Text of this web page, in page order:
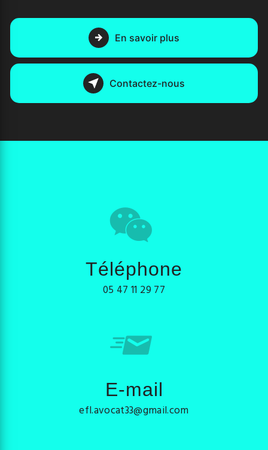
En savoir plus
Contactez-nous
Téléphone
05 47 11 29 77
E-mail
efl.avocat33@gmail.com